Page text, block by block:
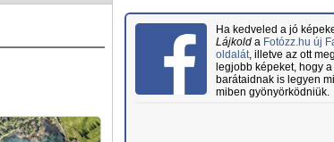
Ha kedveled a jó
Lájkolda Fotózz.hu új
oldalát, illetve az ott
legjobb képeket, hogy a
barátaidnak is legyen
miben gyönyörködniük.